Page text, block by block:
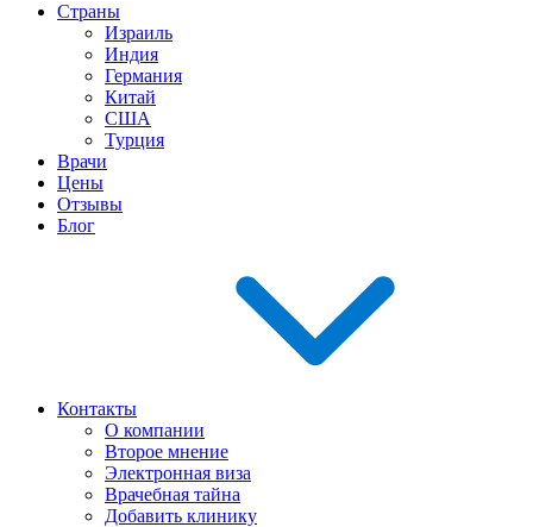
Страны
Израиль
Индия
Германия
Китай
США
Турция
Врачи
Цены
Отзывы
Блог
Контакты
О компании
Второе мнение
Электронная виза
Врачебная тайна
Добавить клинику